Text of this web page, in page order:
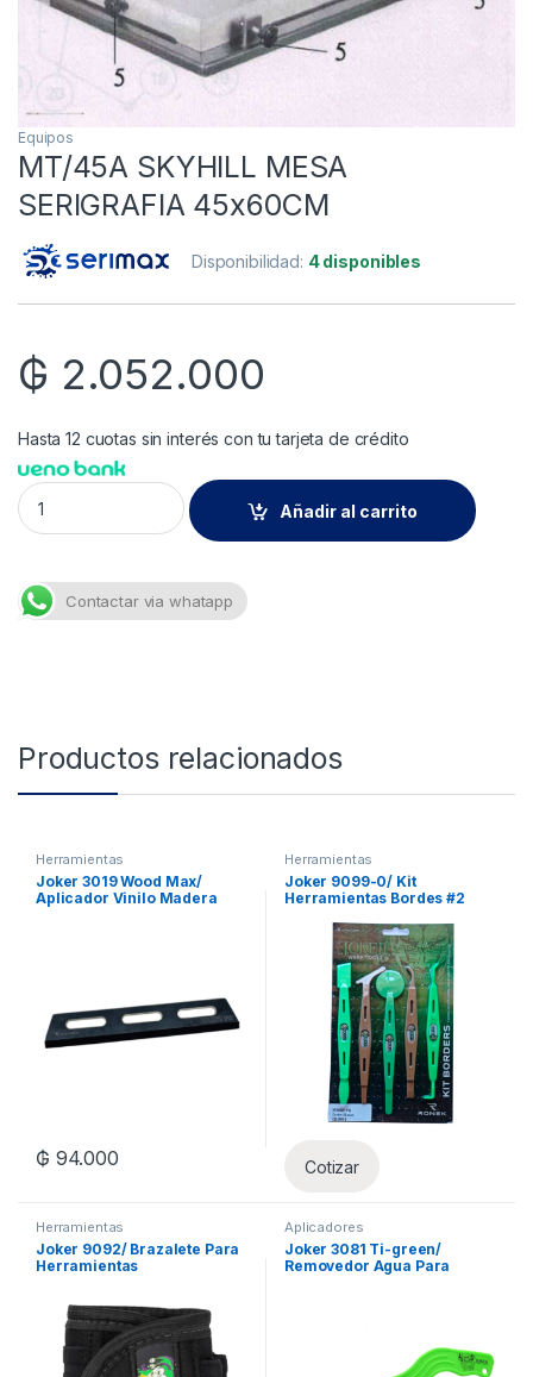
Equipos
MT/45A SKYHILL MESA
SERIGRAFIA 45x60CM
Disponibilidad: 4 disponibles
₲ 2.052.000
Hasta 12 cuotas sin interés con tu tarjeta de crédito
MT/45A SKYHILL MESA SERIGRAFIA 45x60CM quantity
Añadir al carrito
Contactar via whatapp
Productos relacionados
Herramientas
Joker 3019 Wood Max/
Aplicador Vinilo Madera
₲ 94.000
Herramientas
Joker 9099-0/ Kit
Herramientas Bordes #2
Cotizar
Herramientas
Joker 9092/ Brazalete Para
Herramientas
Aplicadores
Joker 3081 Ti-green/
Removedor Agua Para